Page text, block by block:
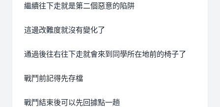
繼續往下走就是第二個惡意的陷阱
這邊改難度就沒有變化了
通過後往右往下走就會來到同學所在地前的椅子了
戰鬥前記得先存檔
戰鬥結束後可以先回據點一趟